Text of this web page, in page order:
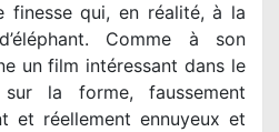
finesse qui, en réalité, à la
Comme à son
un film intéressant dans le
la forme, faussement
et réellement ennuyeux et